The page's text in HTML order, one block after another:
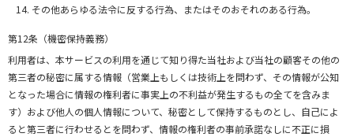
その他あらゆる法令に反する行為、またはそのおそれのある行為。
第12条（機密保持義務）
利用者は、本サービスの利用を通じて知り得た当社および当社の顧客その他の
第三者の秘密に属する情報（営業上もしくは技術上を問わず、その情報が公知
となった場合に情報の権利者に事実上の不利益が発生するもの全てを含みま
す）および他人の個人情報について、秘密として保持するものとし、自己によ
ると第三者に行わせるとを問わず、情報の権利者の事前承諾なしに不正に損